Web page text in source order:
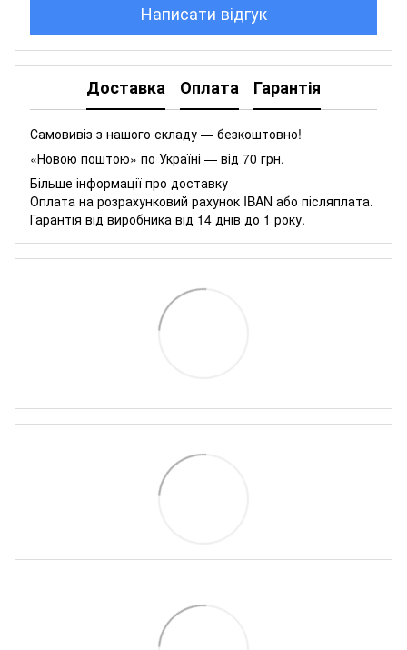
Написати відгук
Доставка Оплата Гарантія
Самовивіз з нашого складу — безкоштовно!
«Новою поштою» по Україні — від 70 грн.
Більше інформації про доставку
Оплата на розрахунковий рахунок IBAN або післяплата.
Гарантія від виробника від 14 днів до 1 року.